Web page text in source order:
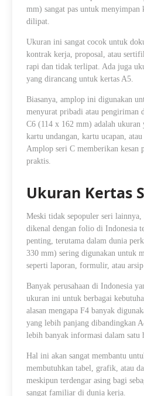
mm) sangat pas untuk menyimpan
dilipat.
Ukuran ini sangat cocok untuk
kontrak kerja, proposal, atau
rapi dan tidak terlipat. Ada juga
yang dirancang untuk kertas A5.
Biasanya, amplop ini digunakan
menyurat pribadi atau pengiriman
C6 (114 x 162 mm) adalah
kartu undangan, kartu ucapan,
Amplop seri C memberikan kesan
praktis.
Ukuran Kertas
Meski tidak sepopuler seri
dikenal dengan folio di Indonesia
penting, terutama dalam dunia
330 mm) sering digunakan untuk
seperti laporan, formulir, atau arsip
Banyak perusahaan di Indonesia
ukuran ini untuk berbagai
alasan mengapa F4 banyak
yang lebih panjang dibandingkan
lebih banyak informasi dalam satu
Hal ini akan sangat membantu
membutuhkan tabel, grafik, atau
meskipun terdengar asing bagi
sangat familiar di dunia kerja.